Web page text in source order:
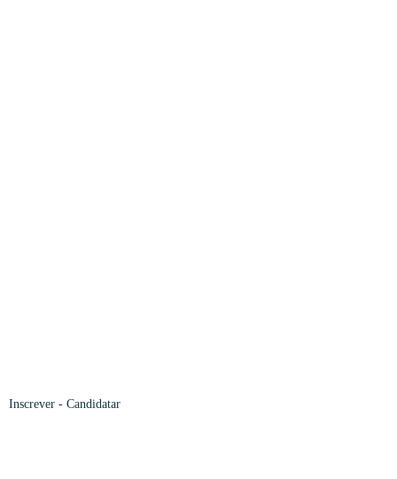
Inscrever - Candidatar